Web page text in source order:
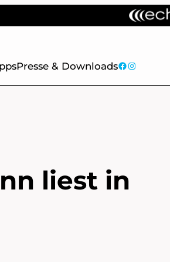
Presse & Downloadsfacebook
Instagram
liest in